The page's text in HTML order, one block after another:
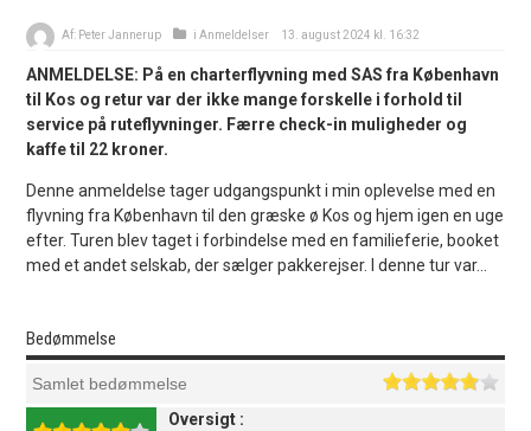
Af: Peter Jannerup iAnmeldelser 13. august 2024 kl. 16:32
ANMELDELSE: På en charterflyvning med SAS fra København
til Kos og retur var der ikke mange forskelle i forhold til
service på ruteflyvninger. Færre check-in muligheder og
kaffe til 22 kroner.
Denne anmeldelse tager udgangspunkt i min oplevelse med en
flyvning fra København til den græske ø Kos og hjem igen en uge
efter. Turen blev taget i forbindelse med en familieferie, booket
med et andet selskab, der sælger pakkerejser. I denne tur var...
Bedømmelse
Samlet bedømmelse
Oversigt :